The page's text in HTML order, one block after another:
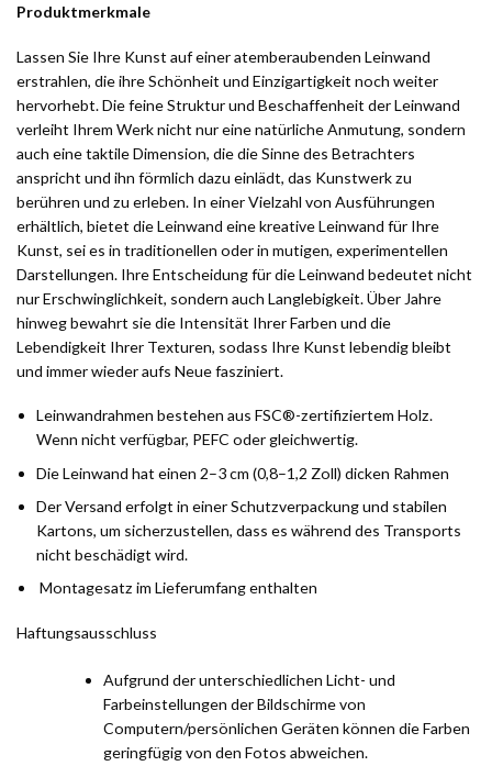
Produktmerkmale
Lassen Sie Ihre Kunst auf einer atemberaubenden Leinwand
erstrahlen, die ihre Schönheit und Einzigartigkeit noch weiter
hervorhebt. Die feine Struktur und Beschaffenheit der Leinwand
verleiht Ihrem Werk nicht nur eine natürliche Anmutung, sondern
auch eine taktile Dimension, die die Sinne des Betrachters
anspricht und ihn förmlich dazu einlädt, das Kunstwerk zu
berühren und zu erleben. In einer Vielzahl von Ausführungen
erhältlich, bietet die Leinwand eine kreative Leinwand für Ihre
Kunst, sei es in traditionellen oder in mutigen, experimentellen
Darstellungen. Ihre Entscheidung für die Leinwand bedeutet nicht
nur Erschwinglichkeit, sondern auch Langlebigkeit. Über Jahre
hinweg bewahrt sie die Intensität Ihrer Farben und die
Lebendigkeit Ihrer Texturen, sodass Ihre Kunst lebendig bleibt
und immer wieder aufs Neue fasziniert.
Leinwandrahmen bestehen aus FSC®-zertifiziertem Holz.
Wenn nicht verfügbar, PEFC oder gleichwertig.
Die Leinwand hat einen 2–3 cm (0,8–1,2 Zoll) dicken Rahmen
Der Versand erfolgt in einer Schutzverpackung und stabilen
Kartons, um sicherzustellen, dass es während des Transports
nicht beschädigt wird.
Montagesatz im Lieferumfang enthalten
Haftungsausschluss
Aufgrund der unterschiedlichen Licht- und
Farbeinstellungen der Bildschirme von
Computern/persönlichen Geräten können die Farben
geringfügig von den Fotos abweichen.